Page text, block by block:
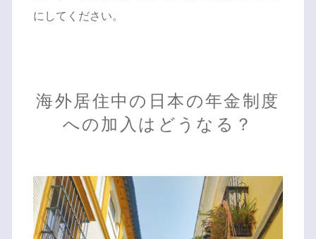
にしてください。
海外居住中の日本の年金制度
への加入はどうなる？